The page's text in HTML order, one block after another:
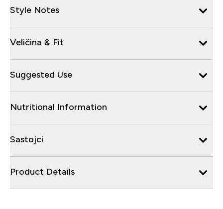
Style Notes
Veličina & Fit
Suggested Use
Nutritional Information
Sastojci
Product Details